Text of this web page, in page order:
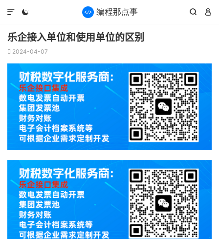
  

乐企接入单位和使用单位的区别
 2024-04-07